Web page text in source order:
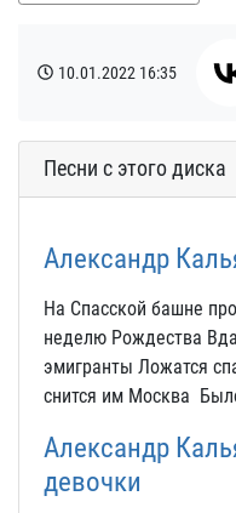
10.01.2022 16:35
Песни с этого диска
Александр
На Спасской башне
неделю Рождества
эмигранты Ложатся
снится им Москва
Александр
девочки